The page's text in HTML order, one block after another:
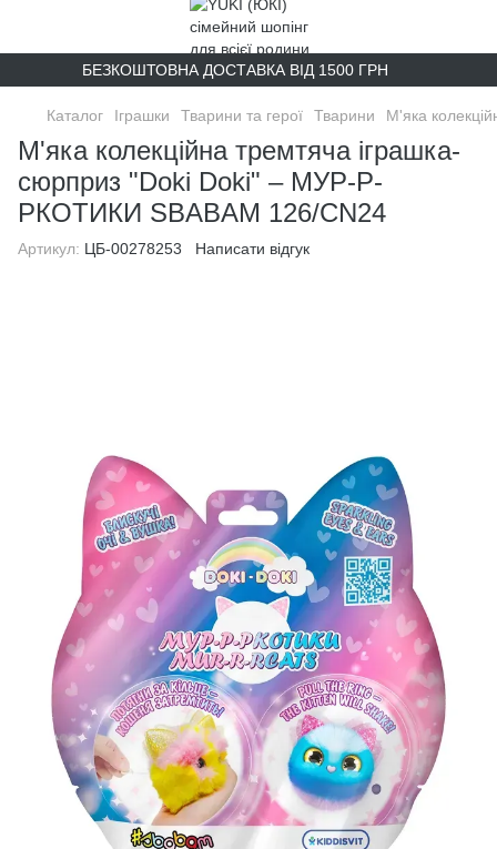
БЕЗКОШТОВНА ДОСТАВКА ВІД 1500 ГРН
Каталог Іграшки Тварини та герої Тварини М'яка
М'яка колекційна тремтяча іграшка-
сюрприз "Doki Doki" – МУР-Р-
РКОТИКИ SBABAM 126/CN24
Артикул: ЦБ-00278253 Написати відгук